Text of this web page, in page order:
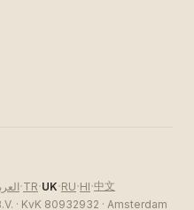
·TR·UK·RU·HI·中文
· KvK 80932932 · Amsterdam